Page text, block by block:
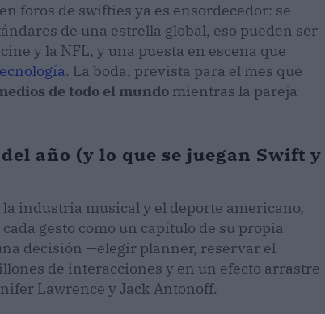
foros de swifties ya es ensordecedor: se
de una estrella global, eso pueden ser
y la NFL, y una puesta en escena que
. La boda, prevista para el mes que
de todo el mundo mientras la pareja
año (y lo que se juegan Swift y
industria musical y el deporte americano,
gesto como un capítulo de su propia
decisión —elegir planner, reservar el
de interacciones y en un efecto arrastre
Lawrence y Jack Antonoff.